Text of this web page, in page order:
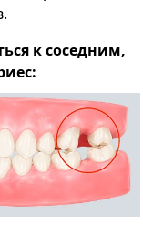
к соседним,